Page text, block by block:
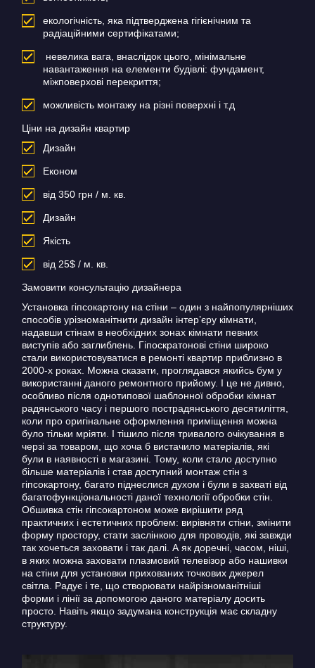
екологічність, яка підтверджена гігієнічним та
радіаційними сертифікатами;
невелика вага, внаслідок цього, мінімальне
навантаження на елементи будівлі: фундамент,
міжповерхові перекриття;
можливість монтажу на різні поверхні і т.д
Ціни на дизайн квартир
Дизайн
Економ
від 350 грн / м. кв.
Дизайн
Якість
від 25$ / м. кв.
Замовити консультацію дизайнера
Установка гіпсокартону на стіни – один з найпопулярніших
способів урізноманітнити дизайн інтер’єру кімнати,
надавши стінам в необхідних зонах кімнати певних
виступів або заглиблень. Гіпоскратонові стіни широко
стали використовуватися в ремонті квартир приблизно в
2000-х роках. Можна сказати, проглядався якийсь бум у
використанні даного ремонтного прийому. І це не дивно,
особливо після однотипової шаблонної обробки кімнат
радянського часу і першого пострадянського десятиліття,
коли про оригінальне оформлення приміщення можна
було тільки мріяти. І тішило після тривалого очікування в
черзі за товаром, що хоча б вистачило матеріалів, які
були в наявності в магазині. Тому, коли стало доступно
більше матеріалів і став доступний монтаж стін з
гіпсокартону, багато піднеслися духом і були в захваті від
багатофункціональності даної технології обробки стін.
Обшивка стін гіпсокартоном може вирішити ряд
практичних і естетичних проблем: вирівняти стіни, змінити
форму простору, стати заслінкою для проводів, які завжди
так хочеться заховати і так далі. А як доречні, часом, ніші,
в яких можна заховати плазмовий телевізор або нашивки
на стіни для установки прихованих точкових джерел
світла. Радує і те, що створювати найрізноманітніші
форми і лінії за допомогою даного матеріалу досить
просто. Навіть якщо задумана конструкція має складну
структуру.